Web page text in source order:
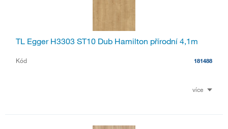
TL Egger H3303 ST10 Dub Hamilton přírodní 4,1m
Kód 181488
více